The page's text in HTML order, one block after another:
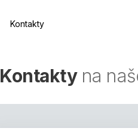
Kontakty
Kontaktyna